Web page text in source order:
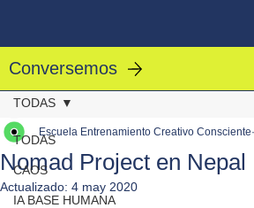
Conversemos
TODAS
CAOS
IA BASE HUMANA
TODAS
Nomad Project en Nepal
Escuela Entrenamiento Creativo Consciente
Actualizado: 4 may 2020